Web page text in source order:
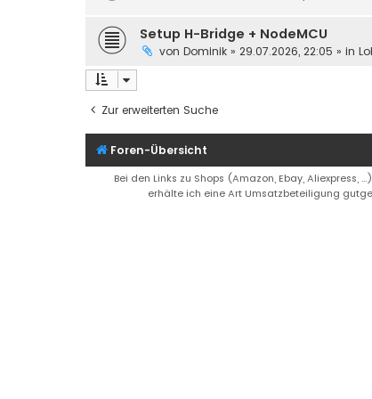
Setup H-Bridge + NodeMCU
von Dominik » 29.07.2026, 22:05 » in
Zur erweiterten Suche
Foren-Übersicht
Bei den Links zu Shops (Amazon, Ebay,
erhälte ich eine Art Umsatzbeteiligung